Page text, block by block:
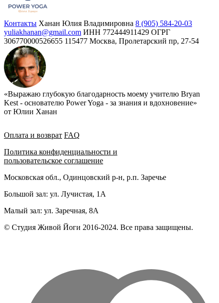
Контакты Ханан Юлия Владимировна 8 (905) 584-20-03
yuliakhanan@gmail.com ИНН 772444911429 ОГРГ
306770000526655 115477 Москва, Пролетарский пр, 27-54
«Выражаю глубокую благодарность моему учителю Bryan
Kest - основателю Power Yoga - за знания и вдохновение»
от Юлии Ханан
Оплата и возврат FAQ
Политика конфиденциальности и
пользовательское соглашение
Московская обл., Одинцовский р-н, р.п. Заречье
Большой зал: ул. Лучистая, 1А
Малый зал: ул. Заречная, 8А
© Студия Живой Йоги 2016-2024. Все права защищены.